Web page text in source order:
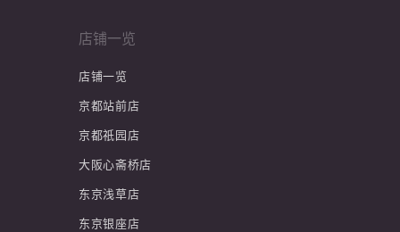
店铺一览
店铺一览
京都站前店
京都祇园店
大阪心斋桥店
东京浅草店
东京银座店